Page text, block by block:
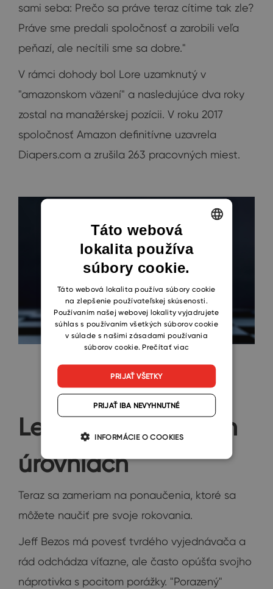
sami seba: Prečo sa práve teraz cítime tak zle?
Práve sme predali spoločnosť a zarobili veľa
peňazí, ale necítili sme sa dobre."
V rámci dohody bol Lore uzamknutý v
"amazonskom väzení" a nasledujúce dva roky
zostal na manažérskej pozícii. V roku 2017
spoločnosť Amazon definitívne uzavrela
Diapers.com a zrušila 263 pracovných miest.
Lekcie na viacerých
úrovniach
Teraz sa zameriam na ponaučenia, ktoré sa
môžete naučiť pre svoje rokovania.
Jeff Bezos má povesť tvrdého vyjednávača a
rád odchádza víťazne, ale často opúšťa svojho
náprotivka s pocitom porážky. "Porazený"
ENGLISH
SLOVAK
Táto webová
lokalita používa
súbory cookie.
Táto webová lokalita používa súbory cookie
na zlepšenie používateľskej skúsenosti.
Používaním našej webovej lokality vyjadrujete
súhlas s používaním všetkých súborov cookie
v súlade s našimi zásadami používania
súborov cookie. Prečítať viac
PRIJAŤ VŠETKY
PRIJAŤ IBA NEVYHNUTNÉ
INFORMÁCIE O COOKIES